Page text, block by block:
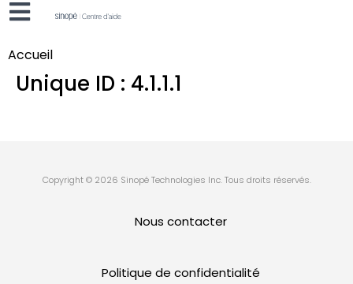
Accueil
Unique ID : 4.1.1.1
Copyright © 2026 Sinopé Technologies Inc. Tous droits réservés.
Nous contacter
Politique de confidentialité